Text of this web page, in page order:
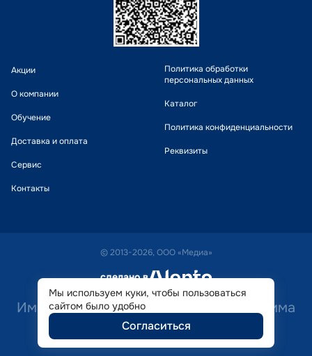
Акции
О компании
Обучение
Доставка и оплата
Сервис
Контакты
Политика обработки
персональных данных
Каталог
Политика конфиденциальности
Реквизиты
© 2013-2026, ООО «Медиа»
сделано в alente
Имеются противопоказания. Необходима
консультация специалиста.
Мы используем куки, чтобы пользоваться
сайтом было удобно
Согласиться